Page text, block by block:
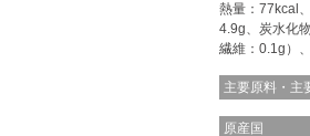
自転車シェアリング（店舗限定）
熱量：77kcal
4.9g、炭水化
繊維：0.1g）
主要原料・主
原産国